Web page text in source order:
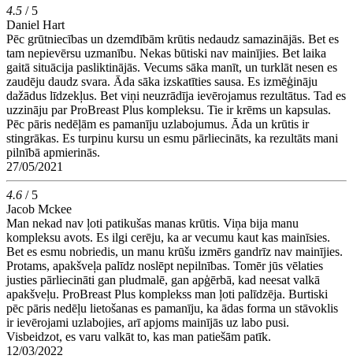
4.5 / 5
Daniel Hart
Pēc grūtniecības un dzemdībām krūtis nedaudz samazinājās. Bet es
tam nepievērsu uzmanību. Nekas būtiski nav mainījies. Bet laika
gaitā situācija pasliktinājās. Vecums sāka manīt, un turklāt nesen es
zaudēju daudz svara. Āda sāka izskatīties sausa. Es izmēģināju
dažādus līdzekļus. Bet viņi neuzrādīja ievērojamus rezultātus. Tad es
uzzināju par ProBreast Plus kompleksu. Tie ir krēms un kapsulas.
Pēc pāris nedēļām es pamanīju uzlabojumus. Āda un krūtis ir
stingrākas. Es turpinu kursu un esmu pārliecināts, ka rezultāts mani
pilnībā apmierinās.
27/05/2021
4.6 / 5
Jacob Mckee
Man nekad nav ļoti patikušas manas krūtis. Viņa bija manu
kompleksu avots. Es ilgi cerēju, ka ar vecumu kaut kas mainīsies.
Bet es esmu nobriedis, un manu krūšu izmērs gandrīz nav mainījies.
Protams, apakšveļa palīdz noslēpt nepilnības. Tomēr jūs vēlaties
justies pārliecināti gan pludmalē, gan apģērbā, kad neesat valkā
apakšveļu. ProBreast Plus komplekss man ļoti palīdzēja. Burtiski
pēc pāris nedēļu lietošanas es pamanīju, ka ādas forma un stāvoklis
ir ievērojami uzlabojies, arī apjoms mainījās uz labo pusi.
Visbeidzot, es varu valkāt to, kas man patiešām patīk.
12/03/2022